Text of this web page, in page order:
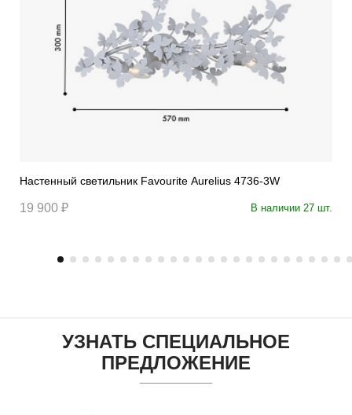
Настенный светильник Favourite Aurelius 4736-3W
19 900 ₽ В наличии 27 шт.
УЗНАТЬ СПЕЦИАЛЬНОЕ
ПРЕДЛОЖЕНИЕ